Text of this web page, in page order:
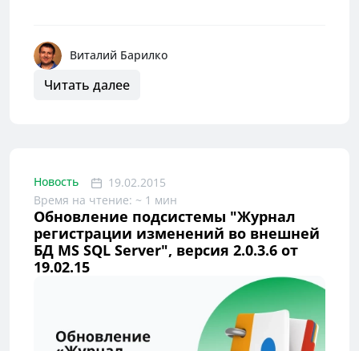
Виталий Барилко
Читать далее
Новость
19.02.2015
Время на чтение: ~ 1 мин
Обновление подсистемы "Журнал
регистрации изменений во внешней
БД MS SQL Server", версия 2.0.3.6 от
19.02.15